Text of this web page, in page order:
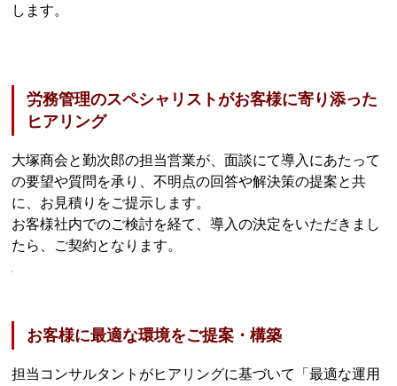
します。
労務管理のスペシャリストがお客様に寄り添った
ヒアリング
大塚商会と勤次郎の担当営業が、面談にて導入にあたって
の要望や質問を承り、不明点の回答や解決策の提案と共
に、お見積りをご提示します。
お客様社内でのご検討を経て、導入の決定をいただきまし
たら、ご契約となります。
お客様に最適な環境をご提案・構築
担当コンサルタントがヒアリングに基づいて「最適な運用